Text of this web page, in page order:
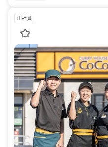
正社員